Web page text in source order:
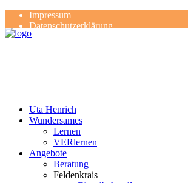
Impressum
Datenschutzerklärung
Kontakt
Uta Henrich
Wundersames
Lernen
VERlernen
Angebote
Beratung
Feldenkrais